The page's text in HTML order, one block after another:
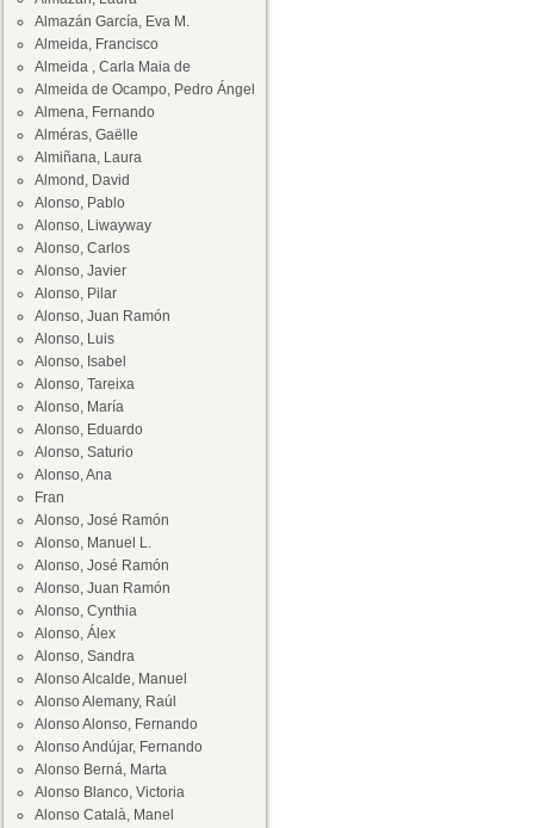
Almazán García, Eva M.
Almeida, Francisco
Almeida , Carla Maia de
Almeida de Ocampo, Pedro Ángel
Almena, Fernando
Alméras, Gaëlle
Almiñana, Laura
Almond, David
Alonso, Pablo
Alonso, Liwayway
Alonso, Carlos
Alonso, Javier
Alonso, Pilar
Alonso, Juan Ramón
Alonso, Luis
Alonso, Isabel
Alonso, Tareixa
Alonso, María
Alonso, Eduardo
Alonso, Saturio
Alonso, Ana
Fran
Alonso, José Ramón
Alonso, Manuel L.
Alonso, José Ramón
Alonso, Juan Ramón
Alonso, Cynthia
Alonso, Álex
Alonso, Sandra
Alonso Alcalde, Manuel
Alonso Alemany, Raúl
Alonso Alonso, Fernando
Alonso Andújar, Fernando
Alonso Berná, Marta
Alonso Blanco, Victoria
Alonso Català, Manel